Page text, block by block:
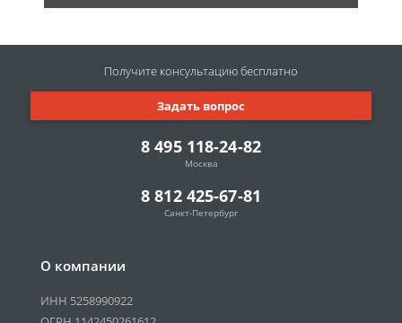
О компании
ИНН 5258990922
8 495 118-24-82
Москва
8 812 425-67-81
Санкт-Петербург
Задать вопрос
Получите консультациюбесплатно